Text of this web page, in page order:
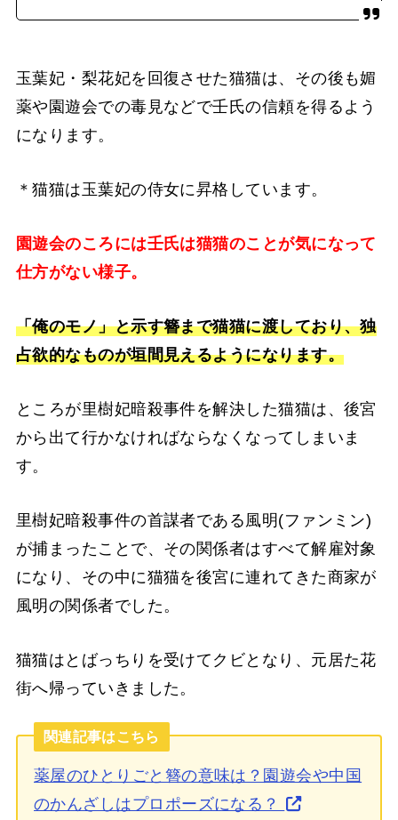
玉葉妃・梨花妃を回復させた猫猫は、その後も媚
薬や園遊会での毒見などで壬氏の信頼を得るよう
になります。
＊猫猫は玉葉妃の侍女に昇格しています。
園遊会のころには壬氏は猫猫のことが気になって
仕方がない様子。
「俺のモノ」と示す簪まで猫猫に渡しており、独
占欲的なものが垣間見えるようになります。
ところが里樹妃暗殺事件を解決した猫猫は、後宮
から出て行かなければならなくなってしまいま
す。
里樹妃暗殺事件の首謀者である風明(ファンミン)
が捕まったことで、その関係者はすべて解雇対象
になり、その中に猫猫を後宮に連れてきた商家が
風明の関係者でした。
猫猫はとばっちりを受けてクビとなり、元居た花
街へ帰っていきました。
関連記事はこちら
薬屋のひとりごと簪の意味は？園遊会や中国
のかんざしはプロポーズになる？